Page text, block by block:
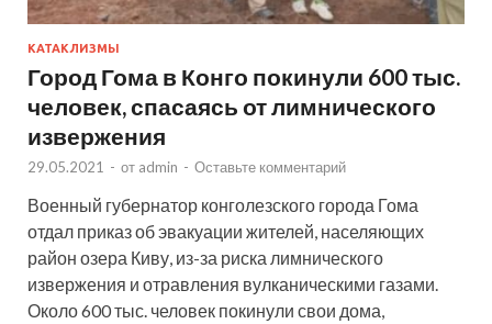
КАТАКЛИЗМЫ
Город Гома в Конго покинули 600 тыс.
человек, спасаясь от лимнического
извержения
29.05.2021 - от admin - Оставьте комментарий
Военный губернатор конголезского города Гома
отдал приказ об эвакуации жителей, населяющих
район озера Киву, из-за риска лимнического
извержения и отравления вулканическими газами.
Около 600 тыс. человек покинули свои дома,